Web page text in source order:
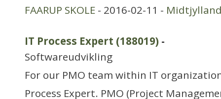
FAARUP SKOLE - 2016-02-11 -
IT Process Expert (188019) -
Softwareudvikling
For our PMO team within IT
Process Expert. PMO (Project